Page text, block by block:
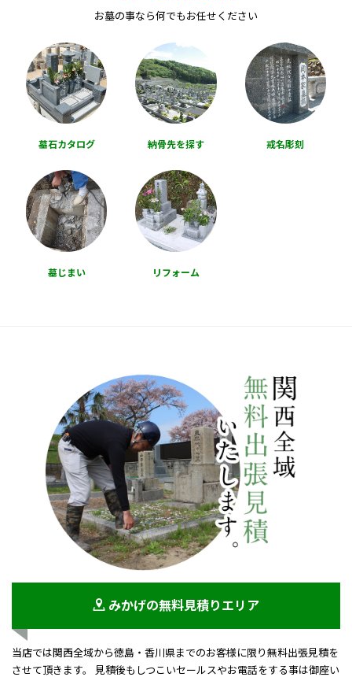
お墓の事なら何でもお任せください
墓石カタログ 納骨先を探す 戒名彫刻
墓じまい リフォーム
みかげの無料見積りエリア
当店では関西全域から徳島・香川県までのお客様に限り無料出張見積を
させて頂きます。 見積後もしつこいセールスやお電話をする事は御座い